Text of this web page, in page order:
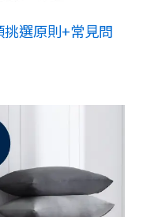
選原則+常見問